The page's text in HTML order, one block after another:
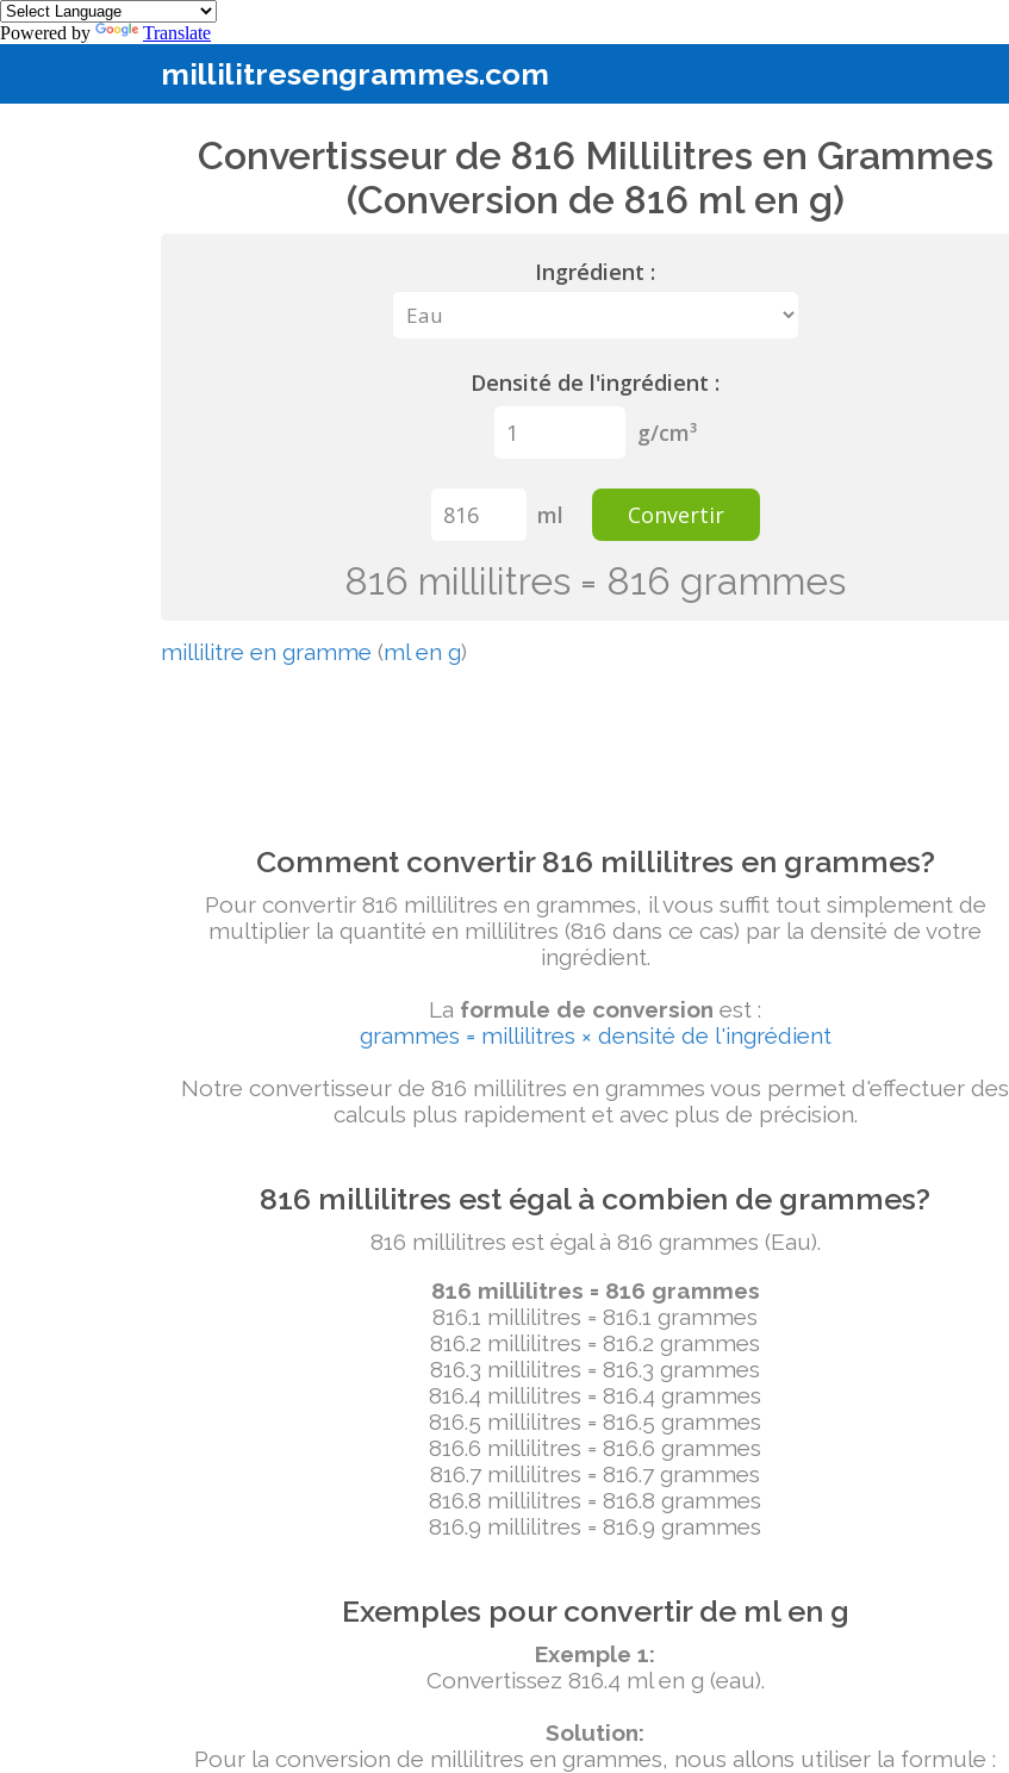
Powered by Translate
millilitresengrammes.com
Convertisseur de 816 Millilitres en Grammes
(Conversion de 816 ml en g)
Ingrédient :
Densité de l'ingrédient :
g/cm³
ml Convertir
816 millilitres = 816 grammes
millilitre en gramme (ml en g)
Comment convertir 816 millilitres en grammes?
Pour convertir 816 millilitres en grammes, il vous suffit tout simplement de
multiplier la quantité en millilitres (816 dans ce cas) par la densité de votre
ingrédient.
La formule de conversion est :
grammes = millilitres × densité de l'ingrédient
Notre convertisseur de 816 millilitres en grammes vous permet d'effectuer des
calculs plus rapidement et avec plus de précision.
816 millilitres est égal à combien de grammes?
816 millilitres est égal à 816 grammes (Eau).
816 millilitres = 816 grammes
816.1 millilitres = 816.1 grammes
816.2 millilitres = 816.2 grammes
816.3 millilitres = 816.3 grammes
816.4 millilitres = 816.4 grammes
816.5 millilitres = 816.5 grammes
816.6 millilitres = 816.6 grammes
816.7 millilitres = 816.7 grammes
816.8 millilitres = 816.8 grammes
816.9 millilitres = 816.9 grammes
Exemples pour convertir de ml en g
Exemple 1:
Convertissez 816.4 ml en g (eau).
Solution:
Pour la conversion de millilitres en grammes, nous allons utiliser la formule :